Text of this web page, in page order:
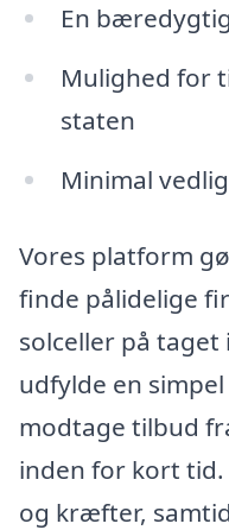
En
Mulighed for
staten
Minimal
Vores platform
finde pålidelige
solceller på taget
udfylde en
modtage tilbud
inden for kort
og kræfter,